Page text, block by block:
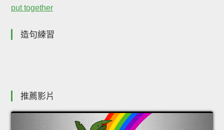
put together
造句練習
推薦影片